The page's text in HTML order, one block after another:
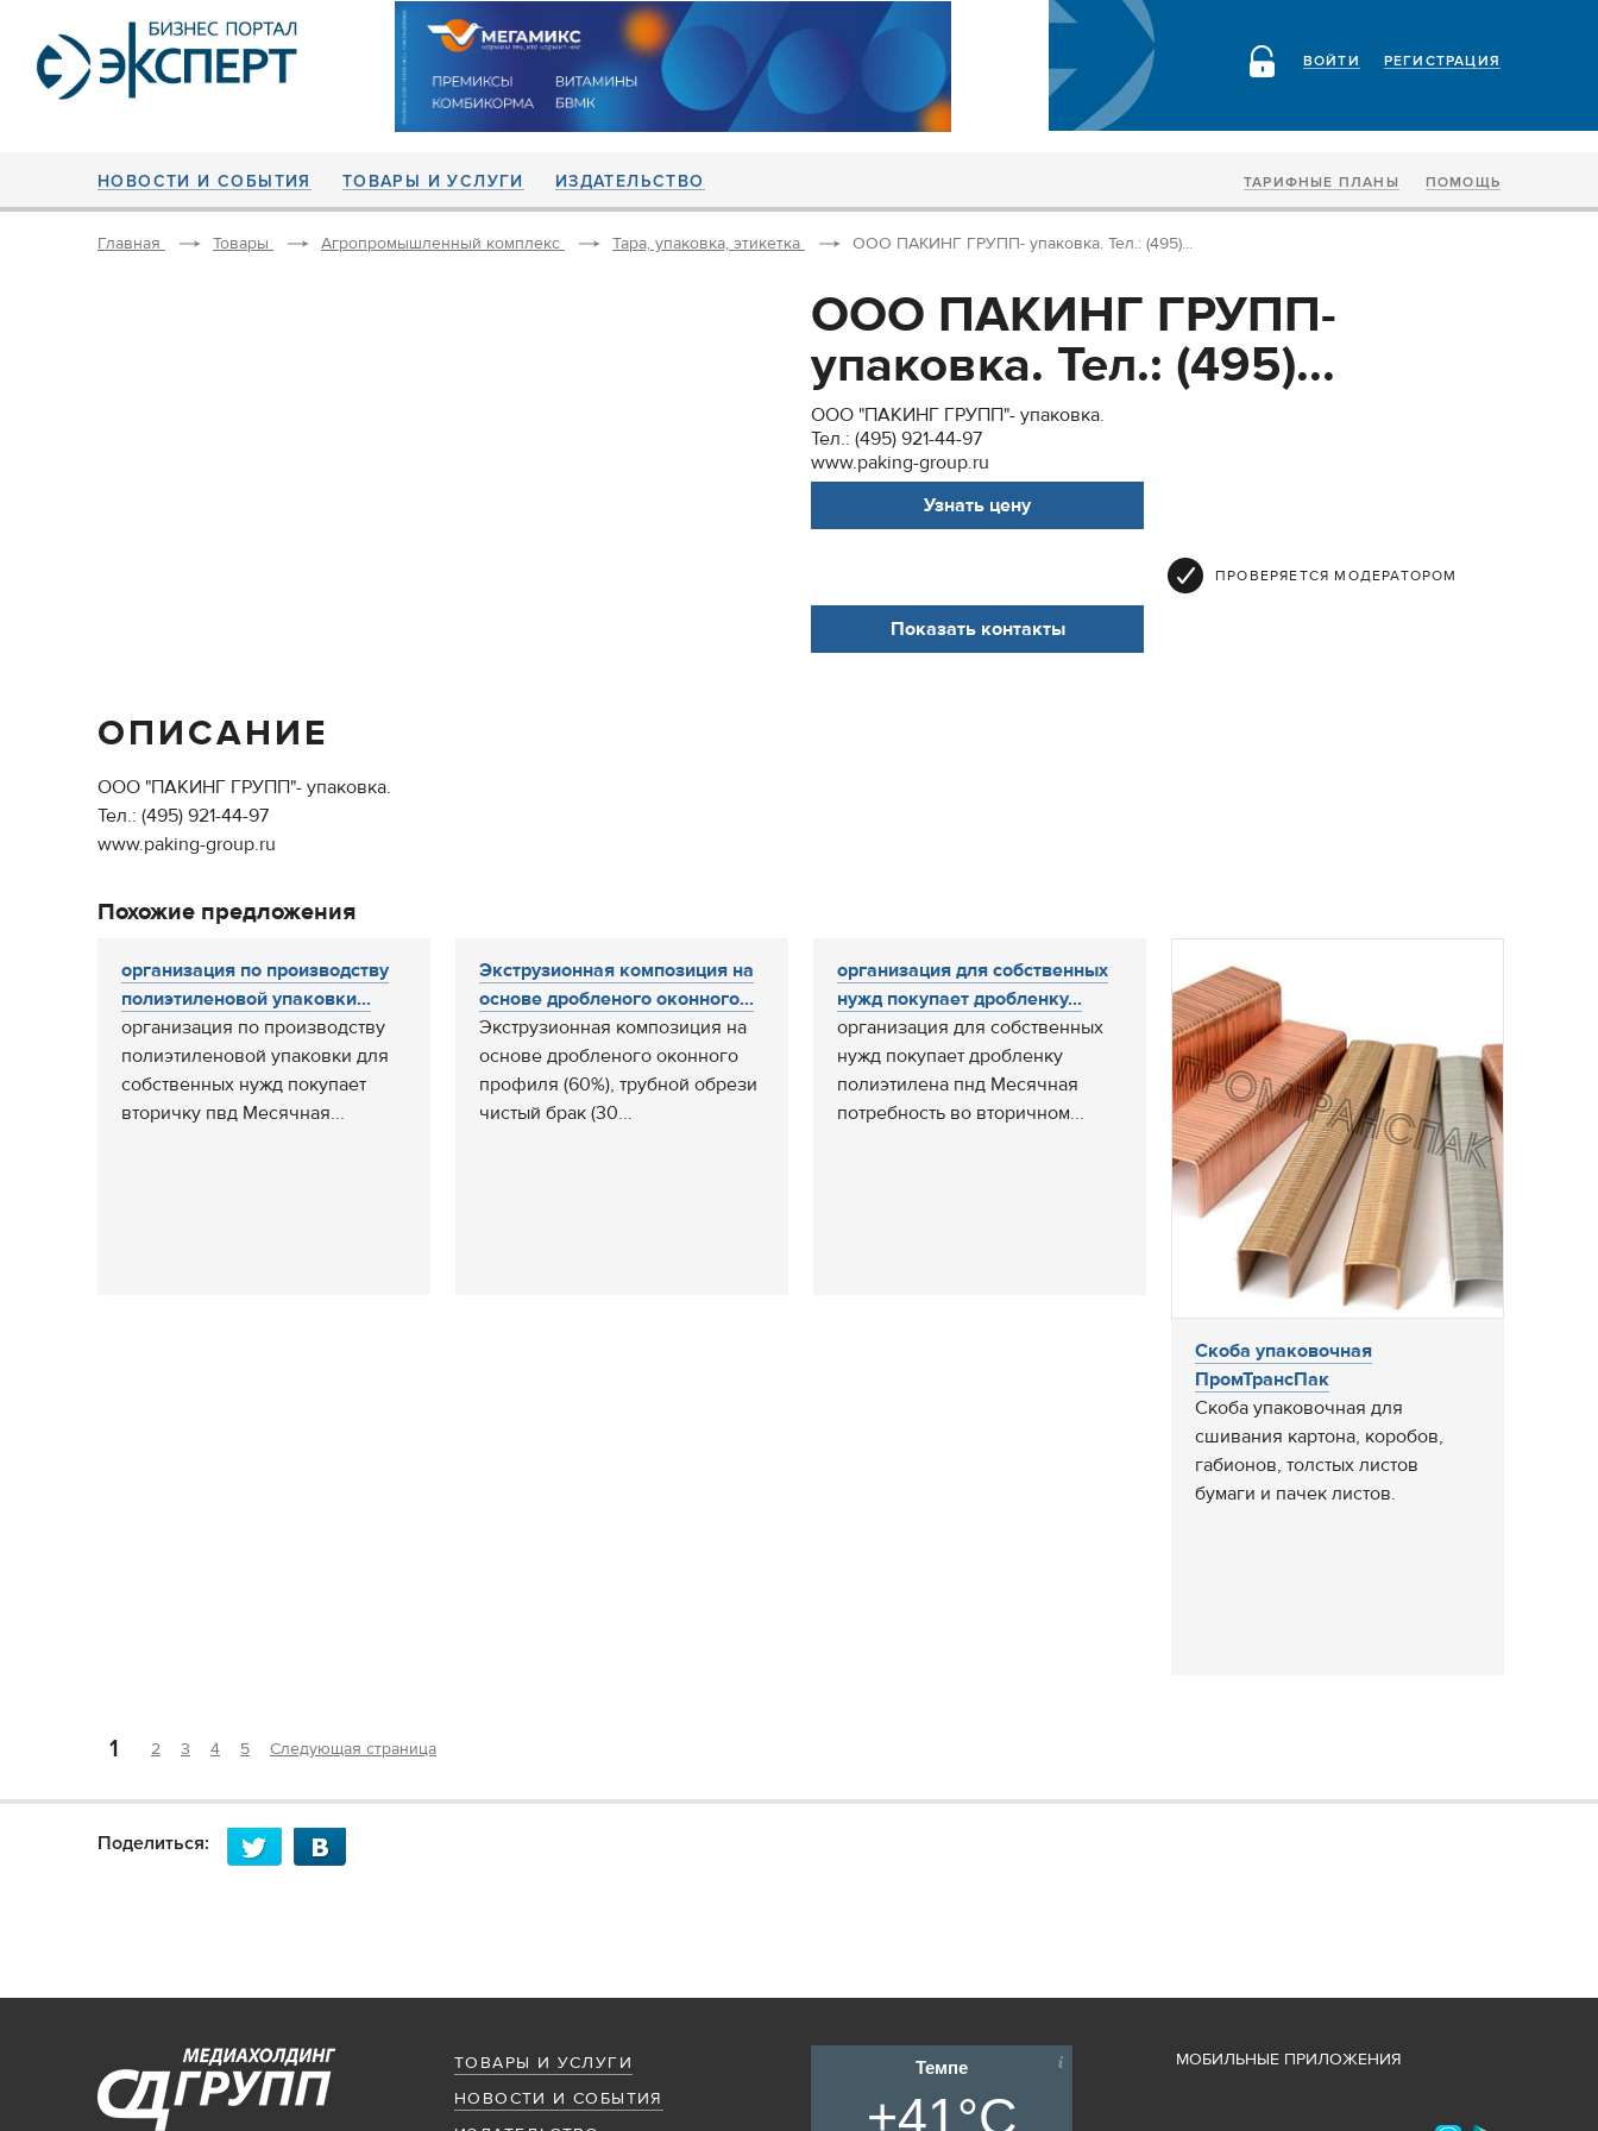
РЕГИСТРАЦИЯ
ВОЙТИ
НОВОСТИ И СОБЫТИЯ ТОВАРЫ И УСЛУГИ ИЗДАТЕЛЬСТВО ТАРИФНЫЕ ПЛАНЫ ПОМОЩЬ
Главная Товары Агропромышленный комплекс Тара, упаковка, этикетка ООО ПАКИНГ ГРУПП- упаковка. Тел.: (495)...
ООО ПАКИНГ ГРУПП-
упаковка. Тел.: (495)...
ООО "ПАКИНГ ГРУПП"- упаковка.
Тел.: (495) 921-44-97
www.paking-group.ru
Узнать цену
ПРОВЕРЯЕТСЯ МОДЕРАТОРОМ
Показать контакты
ОПИСАНИЕ
ООО "ПАКИНГ ГРУПП"- упаковка.
Тел.: (495) 921-44-97
www.paking-group.ru
Похожие предложения
организация по производству
полиэтиленовой упаковки...
организация по производству
полиэтиленовой упаковки для
собственных нужд покупает
вторичку пвд Месячная...
Экструзионная композиция на
основе дробленого оконного...
Экструзионная композиция на
основе дробленого оконного
профиля (60%), трубной обрези
чистый брак (30...
организация для собственных
нужд покупает дробленку...
организация для собственных
нужд покупает дробленку
полиэтилена пнд Месячная
потребность во вторичном...
Скоба упаковочная
ПромТрансПак
Скоба упаковочная для
сшивания картона, коробов,
габионов, толстых листов
бумаги и пачек листов.
1 2 3 4 5 Следующая страница
Поделиться:
ТОВАРЫ И УСЛУГИ
НОВОСТИ И СОБЫТИЯ
Темпе
+41°C
МОБИЛЬНЫЕ ПРИЛОЖЕНИЯ